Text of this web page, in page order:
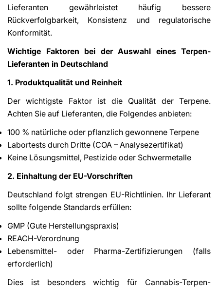
Lieferanten gewährleistet häufig bessere
Rückverfolgbarkeit, Konsistenz und regulatorische
Konformität.
Wichtige Faktoren bei der Auswahl eines Terpen-
Lieferanten in Deutschland
1. Produktqualität und Reinheit
Der wichtigste Faktor ist die Qualität der Terpene.
Achten Sie auf Lieferanten, die Folgendes anbieten:
100 % natürliche oder pflanzlich gewonnene Terpene
Labortests durch Dritte (COA – Analysezertifikat)
Keine Lösungsmittel, Pestizide oder Schwermetalle
2. Einhaltung der EU-Vorschriften
Deutschland folgt strengen EU-Richtlinien. Ihr Lieferant
sollte folgende Standards erfüllen:
GMP (Gute Herstellungspraxis)
REACH-Verordnung
Lebensmittel- oder Pharma-Zertifizierungen (falls
erforderlich)
Dies ist besonders wichtig für Cannabis-Terpen-